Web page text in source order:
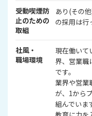
受動喫煙防
止のための
取組
あり(その
の採用は行
社風・
職場環境
現在働いて
界、営業職
です。
業界や営業
が、1から
組んでいま